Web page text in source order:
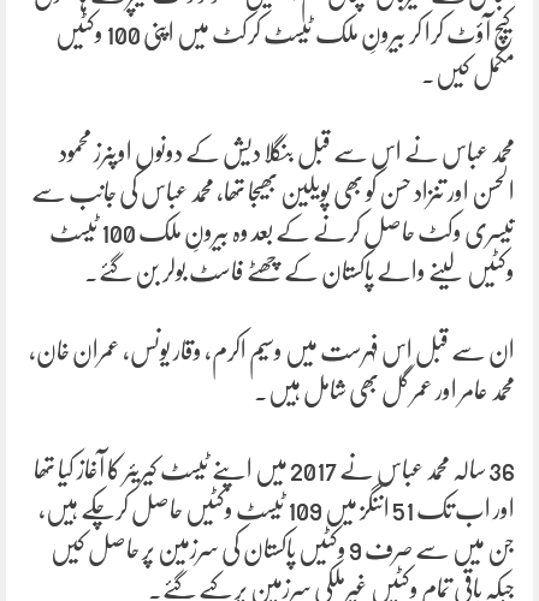
کیچ آؤٹ کرا کر بیرونِ ملک ٹیسٹ کرکٹ میں اپنی 100 وکٹیں
مکمل کیں۔
محمد عباس نے اس سے قبل بنگلا دیش کے دونوں اوپنرز محمود
الحسن اور تنزاد حسن کو بھی پویلین بھیجا تھا، محمد عباس کی جانب سے
تیسری وکٹ حاصل کرنے کے بعد وہ بیرونِ ملک 100 ٹیسٹ
وکٹیں لینے والے پاکستان کے چھٹے فاسٹ بولر بن گئے۔
ان سے قبل اس فہرست میں وسیم اکرم، وقار یونس، عمران خان،
محمد عامر اور عمر گل بھی شامل ہیں۔
36 سالہ محمد عباس نے 2017 میں اپنے ٹیسٹ کیریئر کا آغاز کیا تھا
اور اب تک 51 اننگز میں 109 ٹیسٹ وکٹیں حاصل کرچکے ہیں،
جن میں سے صرف 9 وکٹیں پاکستان کی سرزمین پر حاصل کیں
جبکہ باقی تمام وکٹیں غیرملکی سرزمین پر کیے گئے۔